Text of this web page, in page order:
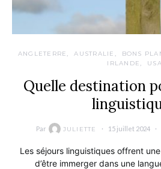
ANGLETERRE AUSTRALIE BONS
IRLANDE
USA
Quelle destination
Par JULIETTE 15 juillet 2024
Les séjours linguistiques offrent
d’être immerger dans une